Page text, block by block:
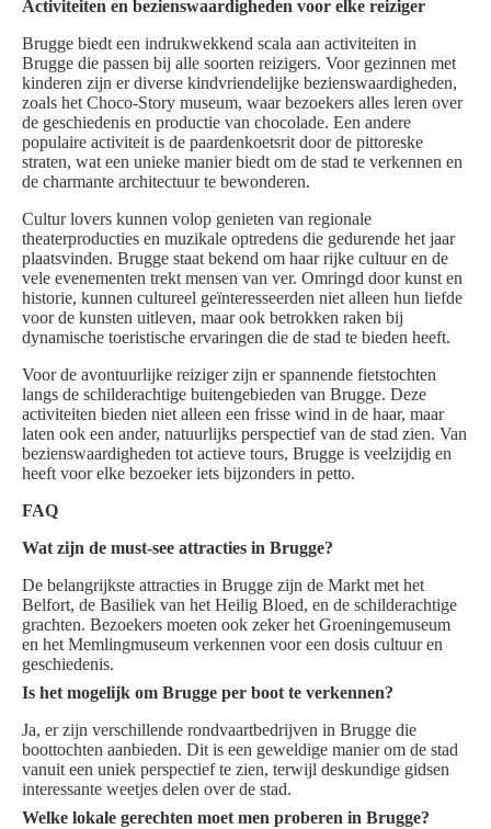
Activiteiten en bezienswaardigheden voor elke reiziger
Brugge biedt een indrukwekkend scala aan activiteiten in
Brugge die passen bij alle soorten reizigers. Voor gezinnen met
kinderen zijn er diverse kindvriendelijke bezienswaardigheden,
zoals het Choco-Story museum, waar bezoekers alles leren over
de geschiedenis en productie van chocolade. Een andere
populaire activiteit is de paardenkoetsrit door de pittoreske
straten, wat een unieke manier biedt om de stad te verkennen en
de charmante architectuur te bewonderen.
Cultur lovers kunnen volop genieten van regionale
theaterproducties en muzikale optredens die gedurende het jaar
plaatsvinden. Brugge staat bekend om haar rijke cultuur en de
vele evenementen trekt mensen van ver. Omringd door kunst en
historie, kunnen cultureel geïnteresseerden niet alleen hun liefde
voor de kunsten uitleven, maar ook betrokken raken bij
dynamische toeristische ervaringen die de stad te bieden heeft.
Voor de avontuurlijke reiziger zijn er spannende fietstochten
langs de schilderachtige buitengebieden van Brugge. Deze
activiteiten bieden niet alleen een frisse wind in de haar, maar
laten ook een ander, natuurlijks perspectief van de stad zien. Van
bezienswaardigheden tot actieve tours, Brugge is veelzijdig en
heeft voor elke bezoeker iets bijzonders in petto.
FAQ
Wat zijn de must-see attracties in Brugge?
De belangrijkste attracties in Brugge zijn de Markt met het
Belfort, de Basiliek van het Heilig Bloed, en de schilderachtige
grachten. Bezoekers moeten ook zeker het Groeningemuseum
en het Memlingmuseum verkennen voor een dosis cultuur en
geschiedenis.
Is het mogelijk om Brugge per boot te verkennen?
Ja, er zijn verschillende rondvaartbedrijven in Brugge die
boottochten aanbieden. Dit is een geweldige manier om de stad
vanuit een uniek perspectief te zien, terwijl deskundige gidsen
interessante weetjes delen over de stad.
Welke lokale gerechten moet men proberen in Brugge?